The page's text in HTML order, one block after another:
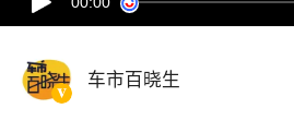
车市百晓生